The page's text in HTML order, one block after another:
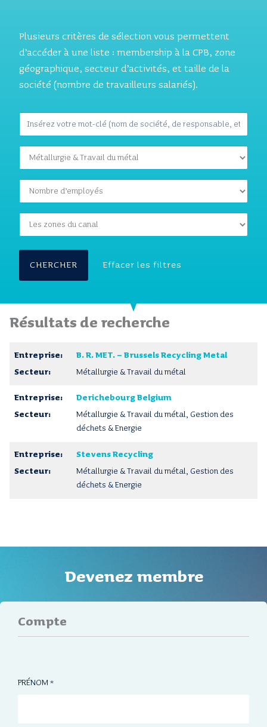
Plusieurs critères de sélection vous permettent
d’accéder à une liste : membership à la CPB, zone
géographique, secteur d’activités, et taille de la
société (nombre de travailleurs salariés).
CHERCHER Effacer les filtres
Résultats de recherche
B. R. MET. – Brussels Recycling Metal
Métallurgie & Travail du métal
Derichebourg Belgium
Métallurgie & Travail du métal, Gestion des
déchets & Energie
Stevens Recycling
Métallurgie & Travail du métal, Gestion des
déchets & Energie
Devenez membre
Compte
PRÉNOM *